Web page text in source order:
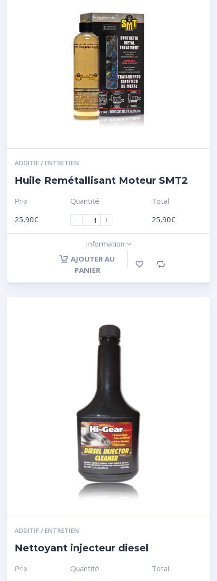
ADDITIF / ENTRETIEN
Huile Remétallisant Moteur SMT2
Prix
25,90€
Quantité
-
+
Total
25,90€
Information
AJOUTER AU
PANIER
ADDITIF / ENTRETIEN
Nettoyant injecteur diesel
Prix
Quantité
Total